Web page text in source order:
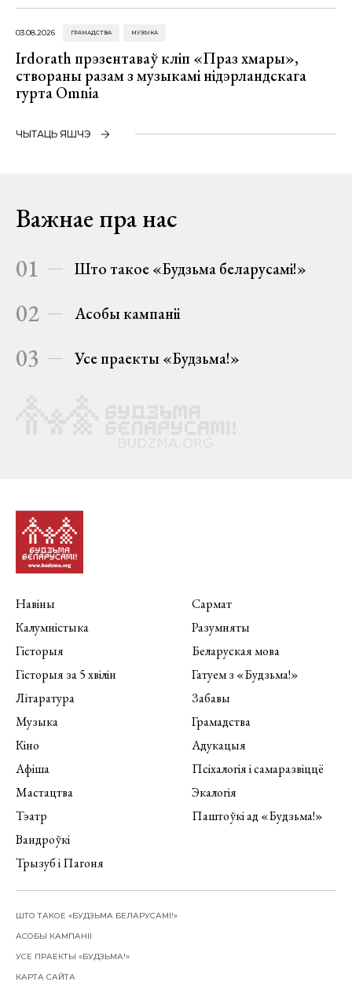
03.08.2026 ГРАМАДСТВА МУЗЫКА
Irdorath прэзентаваў кліп «Праз хмары»,
створаны разам з музыкамі нідэрландскага
гурта Omnia
ЧЫТАЦЬ ЯШЧЭ
Важнае пра нас
01 Што такое «Будзьма беларусамі!»
02 Асобы кампаніі
03 Усе праекты «Будзьма!»
Навіны
Калумністыка
Гісторыя
Гісторыя за 5 хвілін
Літаратура
Музыка
Кіно
Афіша
Мастацтва
Тэатр
Вандроўкі
Трызуб і Пагоня
Сармат
Разумняты
Беларуская мова
Гатуем з «Будзьма!»
Забавы
Грамадства
Адукацыя
Псіхалогія і самаразвіццё
Экалогія
Паштоўкі ад «Будзьма!»
ШТО ТАКОЕ «БУДЗЬМА БЕЛАРУСАМІ!»
АСОБЫ КАМПАНІІ
УСЕ ПРАЕКТЫ «БУДЗЬМА!»
КАРТА САЙТА